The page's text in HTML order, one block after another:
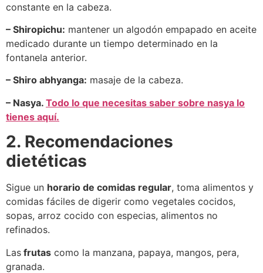
constante en la cabeza.
– Shiropichu: mantener un algodón empapado en aceite
medicado durante un tiempo determinado en la
fontanela anterior.
– Shiro abhyanga: masaje de la cabeza.
– Nasya. Todo lo que necesitas saber sobre nasya lo
tienes aquí.
2. Recomendaciones
dietéticas
Sigue un horario de comidas regular, toma alimentos y
comidas fáciles de digerir como vegetales cocidos,
sopas, arroz cocido con especias, alimentos no
refinados.
Las frutas como la manzana, papaya, mangos, pera,
granada.